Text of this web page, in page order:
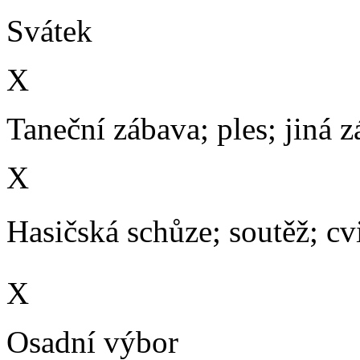
Svátek
X
Taneční zábava; ples; jiná
X
Hasičská schůze; soutěž;
X
Osadní výbor